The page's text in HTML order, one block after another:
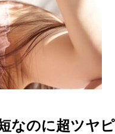
なのに超ツヤピ